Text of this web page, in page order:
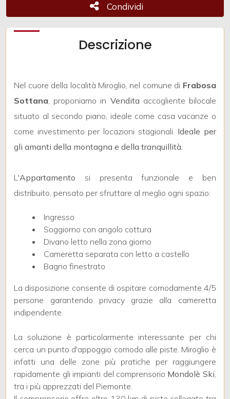
Condividi
Condividi
Descrizione
Nel cuore della località Miroglio, nel comune di Frabosa
Sottana, proponiamo in Vendita accogliente bilocale
situato al secondo piano, ideale come casa vacanze o
come investimento per locazioni stagionali. Ideale per
gli amanti della montagna e della tranquillità.
L'Appartamento si presenta funzionale e ben
distribuito, pensato per sfruttare al meglio ogni spazio:
Ingresso
Soggiorno con angolo cottura
Divano letto nella zona giorno
Cameretta separata con letto a castello
Bagno finestrato
La disposizione consente di ospitare comodamente 4/5
persone garantendo privacy grazie alla cameretta
indipendente.
La soluzione è particolarmente interessante per chi
cerca un punto d'appoggio comodo alle piste. Miroglio è
infatti una delle zone più pratiche per raggiungere
rapidamente gli impianti del comprensorio Mondolè Ski,
tra i più apprezzati del Piemonte.
Totale
minimi
Qualsiasi
4
5+